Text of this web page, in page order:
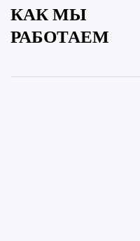
КАК МЫ
РАБОТАЕМ